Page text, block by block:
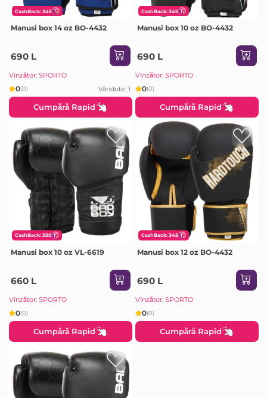
CashBack: 345
Manusi box 14 oz BO-4432
690 L
Vînzător: SPORTO
0(0) Vândute: 1
Cumpără Rapid
CashBack: 345
Manusi box 10 oz BO-4432
690 L
Vînzător: SPORTO
0(0)
Cumpără Rapid
CashBack: 330
Manusi box 10 oz VL-6619
660 L
Vînzător: SPORTO
0(0)
Cumpără Rapid
CashBack: 345
Manusi box 12 oz BO-4432
690 L
Vînzător: SPORTO
0(0)
Cumpără Rapid